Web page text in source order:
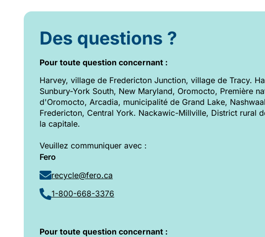
Des questions ?
Pour toute question concernant :
Harvey, village de Fredericton Junction, village de Tracy.
Sunbury-York South, New Maryland, Oromocto, Première
d'Oromocto, Arcadia, municipalité de Grand Lake,
Fredericton, Central York. Nackawic-Millville, District rural
la capitale.
Veuillez communiquer avec :
Fero
recycle@fero.ca
1-800-668-3376
Pour toute question concernant :